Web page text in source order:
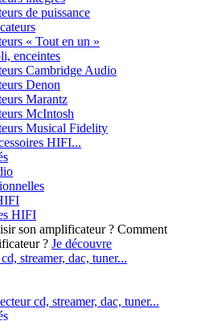
de puissance
« Tout en un »
enceintes
Cambridge Audio
Denon
Marantz
McIntosh
Musical Fidelity
HIFI...
HIFI
Comment
? Je découvre
streamer, dac, tuner...
cd, streamer, dac, tuner...